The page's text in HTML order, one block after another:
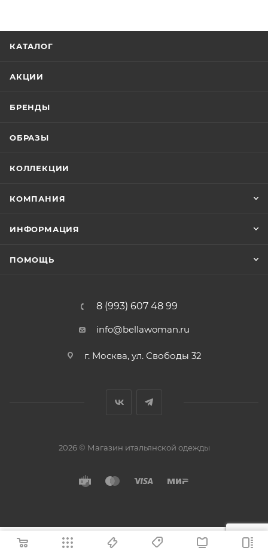
КАТАЛОГ
АКЦИИ
БРЕНДЫ
ОБРАЗЫ
КОЛЛЕКЦИИ
КОМПАНИЯ
ИНФОРМАЦИЯ
ПОМОЩЬ
8 (993) 607 48 99
info@bellawoman.ru
г. Москва, ул. Свободы 32
2026 © Магазин итальянской одежды